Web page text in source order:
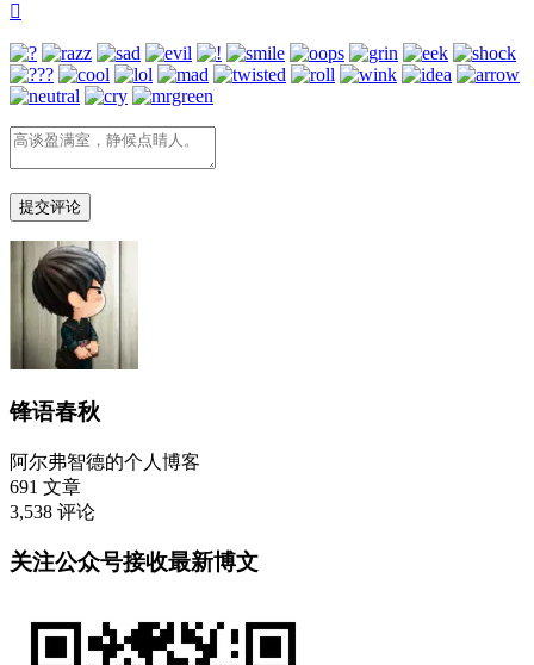

锋语春秋
阿尔弗智德的个人博客
691 文章
3,538 评论
关注公众号接收最新博文